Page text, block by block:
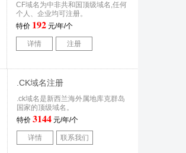
CF域名为中非共和国顶级域名,任何
个人、企业均可注册。
特价 192 元/年/个
详情 注册
.CK域名注册
.ck域名是新西兰海外属地库克群岛
国家的顶级域名。
特价 3144 元/年/个
详情 联系我们